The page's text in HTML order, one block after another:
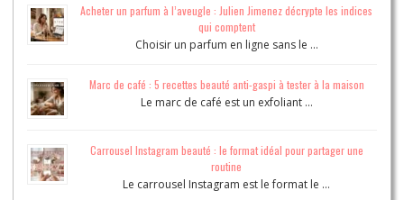
Acheter un parfum à l’aveugle : Julien Jimenez décrypte les indices
qui comptent
Choisir un parfum en ligne sans le …
Marc de café : 5 recettes beauté anti-gaspi à tester à la maison
Le marc de café est un exfoliant …
Carrousel Instagram beauté : le format idéal pour partager une
routine
Le carrousel Instagram est le format le …